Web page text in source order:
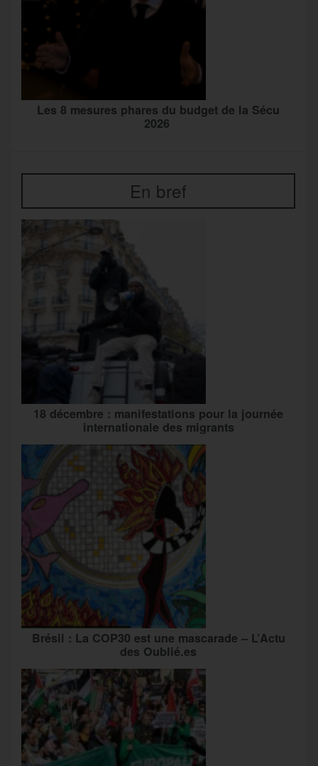
Les 8 mesures phares du budget de la Sécu
2026
En bref
18 décembre : manifestations pour la journée
internationale des migrants
Brésil : La COP30 est une mascarade – L’Actu
des Oublié.es